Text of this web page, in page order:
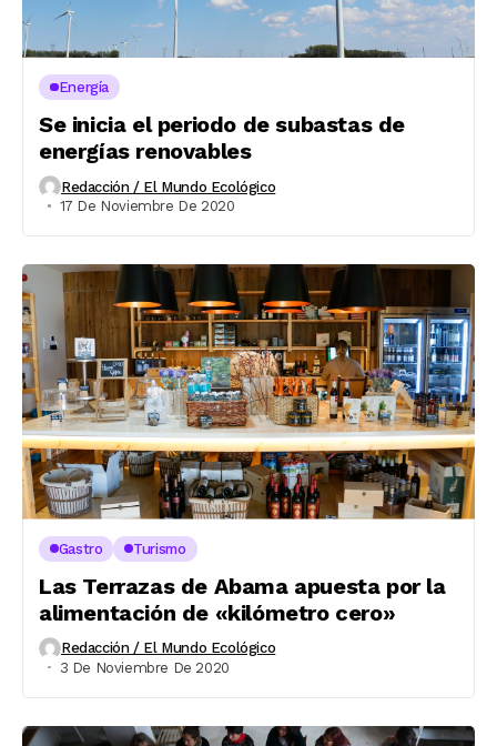
Energía
Se inicia el periodo de subastas de
energías renovables
Redacción / El Mundo Ecológico
17 De Noviembre De 2020
Gastro Turismo
Las Terrazas de Abama apuesta por la
alimentación de «kilómetro cero»
Redacción / El Mundo Ecológico
3 De Noviembre De 2020